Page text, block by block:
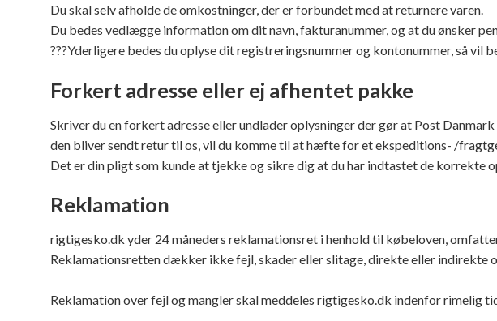
Du skal selv afholde de omkostninger, der er forbundet med at returnere varen.
Du bedes vedlægge information om dit navn, fakturanummer, og at du ønsker
???Yderligere bedes du oplyse dit registreringsnummer og kontonummer, så
Forkert adresse eller ej afhentet pakke
Skriver du en forkert adresse eller undlader oplysninger der gør at Post
den bliver sendt retur til os, vil du komme til at hæfte for et ekspeditions- /
Det er din pligt som kunde at tjekke og sikre dig at du har indtastet de korrekte
Reklamation
rigtigesko.dk yder 24 måneders reklamationsret i henhold til købeloven,
Reklamationsretten dækker ikke fejl, skader eller slitage, direkte eller indirekte
Reklamation over fejl og mangler skal meddeles rigtigesko.dk indenfor rimelig